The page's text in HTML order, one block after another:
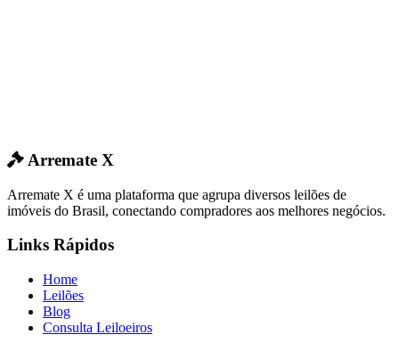
Arremate X
Arremate X é uma plataforma que agrupa diversos leilões de
imóveis do Brasil, conectando compradores aos melhores negócios.
Links Rápidos
Home
Leilões
Blog
Consulta Leiloeiros